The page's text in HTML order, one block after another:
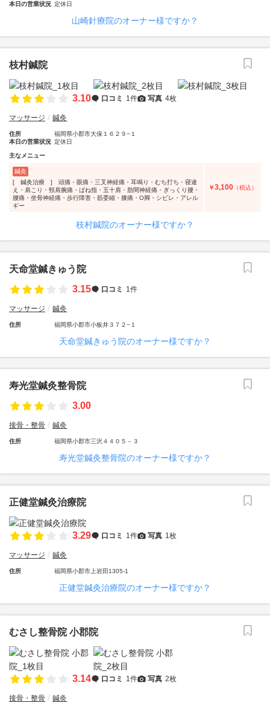
本日の営業状況 定休日
山崎針療院のオーナー様ですか？
枝村鍼院
3.10 口コミ 1件 写真 4枚
マッサージ 鍼灸
住所
福岡県小郡市大保１６２９−１
本日の営業状況 定休日
主なメニュー
鍼灸
[ 鍼灸治療 ] 頭痛・眼痛・三叉神経痛・耳鳴り・むち打ち・寝違
え・肩こり・頸肩腕痛・ばね指・五十肩・肋間神経痛・ぎっくり腰・
腰痛・坐骨神経痛・歩行障害・筋委縮・膝痛・O脚・シビレ・アレル
ギー
￥3,100 （税込）
枝村鍼院のオーナー様ですか？
天命堂鍼きゅう院
3.15
口コミ 1件
マッサージ 鍼灸
住所 福岡県小郡市小板井３７２−１
天命堂鍼きゅう院のオーナー様ですか？
寿光堂鍼灸整骨院
3.00
接骨・整骨 鍼灸
住所 福岡県小郡市三沢４４０５－３
寿光堂鍼灸整骨院のオーナー様ですか？
正健堂鍼灸治療院
3.29 口コミ 1件 写真 1枚
マッサージ 鍼灸
住所 福岡県小郡市上岩田1305-1
正健堂鍼灸治療院のオーナー様ですか？
むさし整骨院 小郡院
3.14 口コミ 1件 写真 2枚
接骨・整骨 鍼灸